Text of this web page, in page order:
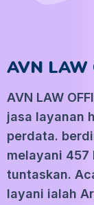
AVN LAW
AVN LAW
jasa layanan
perdata.
melayani 457
tuntaskan.
layani ialah